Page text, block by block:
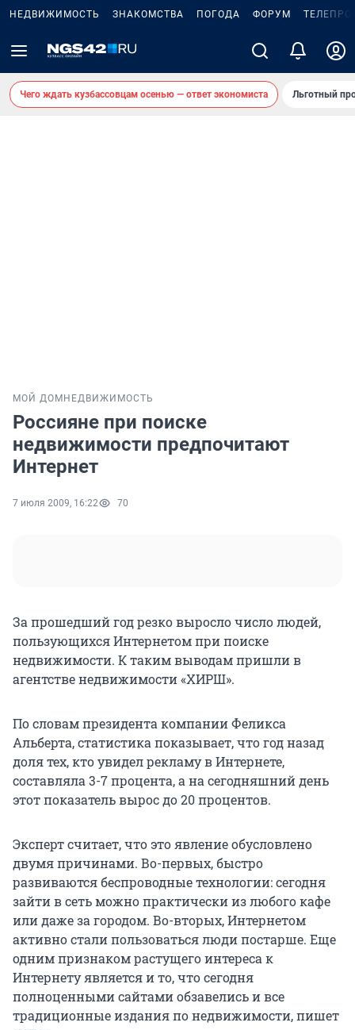
НЕДВИЖИМОСТЬ ЗНАКОМСТВА ПОГОДА ФОРУМ
Чего ждать кузбассовцам осенью — ответ экономиста Льготный
МОЙ ДОМ НЕДВИЖИМОСТЬ
Россияне при поиске
недвижимости предпочитают
Интернет
7 июля 2009, 16:22 70
За прошедший год резко выросло число людей,
пользующихся Интернетом при поиске
недвижимости. К таким выводам пришли в
агентстве недвижимости «ХИРШ».
По словам президента компании Феликса
Альберта, статистика показывает, что год назад
доля тех, кто увидел рекламу в Интернете,
составляла 3-7 процента, а на сегодняшний день
этот показатель вырос до 20 процентов.
Эксперт считает, что это явление обусловлено
двумя причинами. Во-первых, быстро
развиваются беспроводные технологии: сегодня
зайти в сеть можно практически из любого кафе
или даже за городом. Во-вторых, Интернетом
активно стали пользоваться люди постарше. Еще
одним признаком растущего интереса к
Интернету является и то, что сегодня
полноценными сайтами обзавелись и все
традиционные издания по недвижимости, пишет